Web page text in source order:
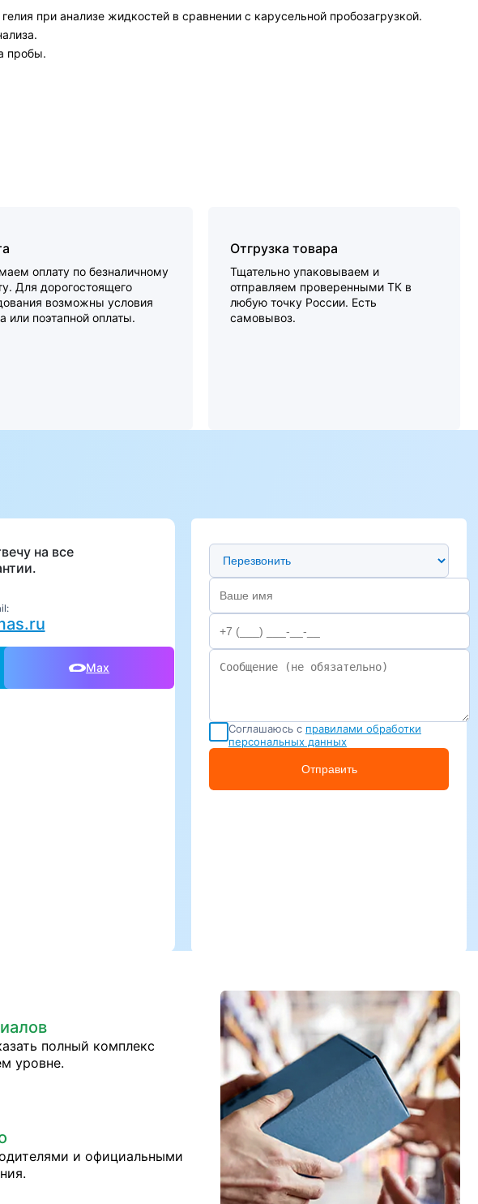
при анализе жидкостей в сравнении с карусельной пробозагрузкой.
пробы.
оплату по безналичному
Для дорогостоящего
возможны условия
или поэтапной оплаты.
Отгрузка товара
Тщательно упаковываем и
отправляем проверенными ТК в
любую точку России. Есть
самовывоз.
на все
Max
Предпочтительный способ связи
Соглашаюсь с правилами обработки
персональных данных
Отправить
полный комплекс
уровне.
и официальными